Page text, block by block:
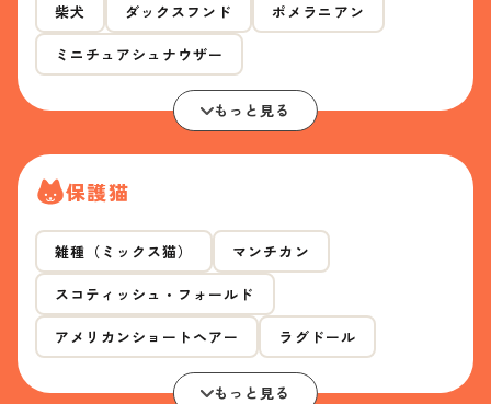
柴犬 ダックスフンド ポメラニアン
ミニチュアシュナウザー
もっと見る
保護猫
雑種（ミックス猫） マンチカン
スコティッシュ・フォールド
アメリカンショートヘアー ラグドール
もっと見る